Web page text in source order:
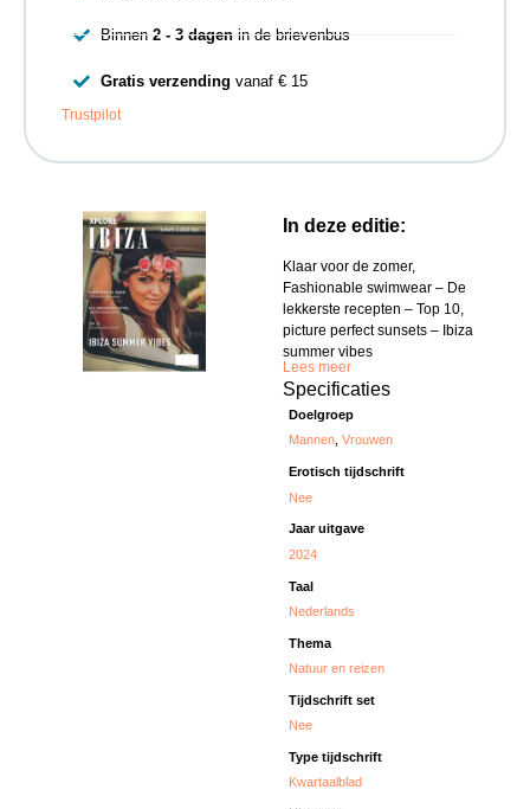
In deze editie:
Klaar voor de zomer,
Fashionable swimwear – De
lekkerste recepten – Top 10,
picture perfect sunsets – Ibiza
summer vibes
Lees meer
Specificaties
Doelgroep
Mannen,Vrouwen
Erotisch tijdschrift
Nee
Jaar uitgave
2024
Taal
Nederlands
Thema
Natuur en reizen
Tijdschrift set
Nee
Type tijdschrift
Kwartaalblad
Binnen 2 - 3 dagenin de brievenbus
Gratis verzending vanaf € 15
Trustpilot